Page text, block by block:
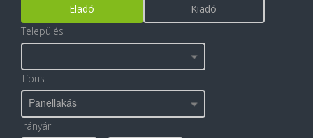
Eladó
Kiadó
Település
Típus
Panellakás
Irányár